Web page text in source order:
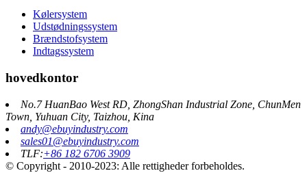
Kølersystem
Udstødningssystem
Brændstofsystem
Indtagssystem
hovedkontor
No.7 HuanBao West RD, ZhongShan Industrial Zone, ChunMen
Town, Yuhuan City, Taizhou, Kina
andy@ebuyindustry.com
sales01@ebuyindustry.com
TLF:+86 182 6706 3909
© Copyright - 2010-2023: Alle rettigheder forbeholdes.